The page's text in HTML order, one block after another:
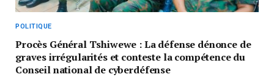
POLITIQUE
Procès Général Tshiwewe : La défense dénonce de
graves irrégularités et conteste la compétence du
Conseil national de cyberdéfense